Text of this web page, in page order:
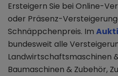
Ersteigern Sie bei Online-
oder Präsenz-
Schnäppchenpreis. Im
bundesweit alle
Landwirtschaftsmaschinen
Baumaschinen & Zubehör,